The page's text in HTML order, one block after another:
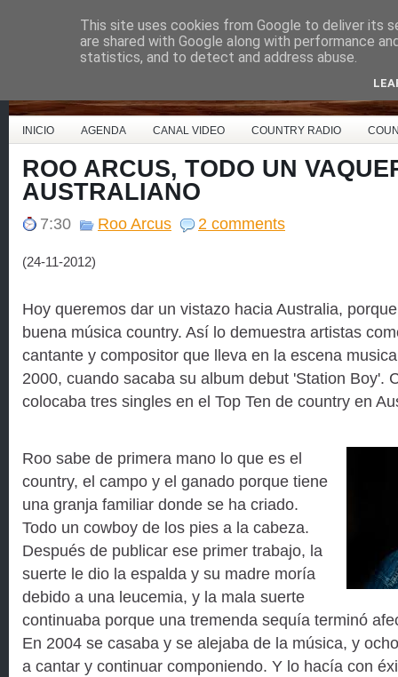
Country Music España
INICIO AGENDA CANAL VIDEO COUNTRY RADIO
ROO ARCUS, TODO UN
AUSTRALIANO
7:30 Roo Arcus 2 comments
(24-11-2012)
Hoy queremos dar un vistazo hacia Australia,
buena música country. Así lo demuestra artistas
cantante y compositor que lleva en la escena
2000, cuando sacaba su album debut 'Station Boy'.
colocaba tres singles en el Top Ten de country en
Roo sabe de primera mano lo que es el
country, el campo y el ganado porque tiene
una granja familiar donde se ha criado.
Todo un cowboy de los pies a la cabeza.
Después de publicar ese primer trabajo, la
suerte le dio la espalda y su madre moría
debido a una leucemia, y la mala suerte
continuaba porque una tremenda sequía terminó
En 2004 se casaba y se alejaba de la música, y
a cantar y continuar componiendo. Y lo hacía con
This site uses cookies from Google to deliver its
are shared with Google along with performance
statistics, and to detect and address abuse.